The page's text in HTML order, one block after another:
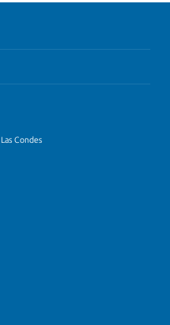
Condes